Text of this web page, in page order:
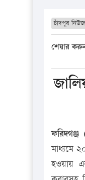
চাঁদপুর
শেয়ার
ফরিদগঞ্জ
মাধ্যমে
হওয়ায়